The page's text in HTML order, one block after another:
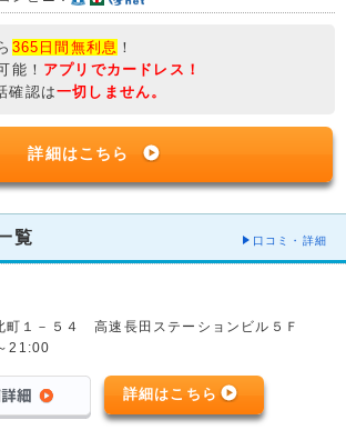
365日間無利息 ！
能！ アプリでカードレス！
確認は一切しません。
詳細はこちら
覧 口コミ・詳細
町１－５４ 高速長田ステーションビル５Ｆ
21:00
詳細はこちら